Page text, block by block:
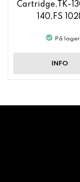
Cartridge,TK-
140,FS
På lager
INFO